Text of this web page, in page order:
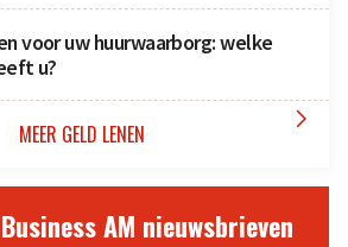
voor uw huurwaarborg: welke
u?
MEER GELD LENEN 
AM nieuwsbrieven